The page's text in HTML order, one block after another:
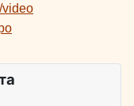
video